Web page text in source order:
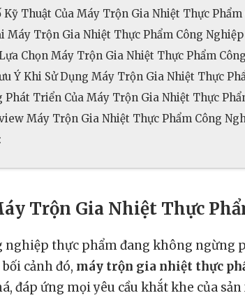
Kỹ Thuật Của Máy Trộn Gia Nhiệt Thực
Máy Trộn Gia Nhiệt Thực Phẩm Công Nghiệp
Chọn Máy Trộn Gia Nhiệt Thực Phẩm
Ý Khi Sử Dụng Máy Trộn Gia Nhiệt Thực
Phát Triển Của Máy Trộn Gia Nhiệt Thực
Máy Trộn Gia Nhiệt Thực Phẩm Công
Trộn Gia Nhiệt Thực
nghiệp thực phẩm đang không ngừng
cảnh đó, máy trộn gia nhiệt thực
đáp ứng mọi yêu cầu khắt khe của